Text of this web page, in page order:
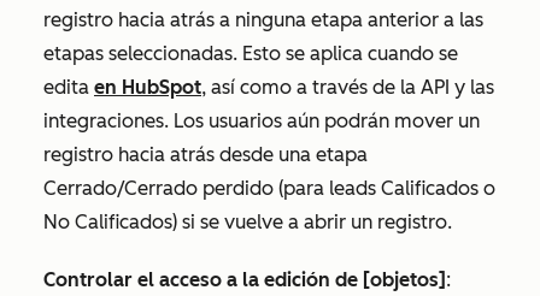
registro hacia atrás a ninguna etapa anterior a las
etapas seleccionadas. Esto se aplica cuando se
edita en HubSpot, así como a través de la API y las
integraciones. Los usuarios aún podrán mover un
registro hacia atrás desde una etapa
Cerrado/Cerrado perdido (para leads Calificados o
No Calificados) si se vuelve a abrir un registro.
Controlar el acceso a la edición de [objetos] :